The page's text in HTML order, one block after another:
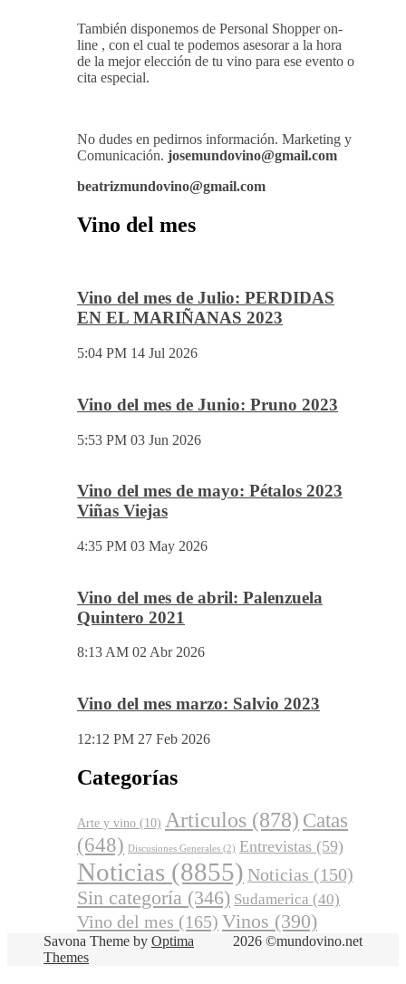
También disponemos de Personal Shopper on-
line , con el cual te podemos asesorar a la hora
de la mejor elección de tu vino para ese evento o
cita especial.
No dudes en pedirnos información. Marketing y
Comunicación. josemundovino@gmail.com
beatrizmundovino@gmail.com
Vino del mes
Vino del mes de Julio: PERDIDAS
EN EL MARIÑANAS 2023
5:04 PM 14 Jul 2026
Vino del mes de Junio: Pruno 2023
5:53 PM 03 Jun 2026
Vino del mes de mayo: Pétalos 2023
Viñas Viejas
4:35 PM 03 May 2026
Vino del mes de abril: Palenzuela
Quintero 2021
8:13 AM 02 Abr 2026
Vino del mes marzo: Salvio 2023
12:12 PM 27 Feb 2026
Categorías
Arte y vino (10) Articulos (878) Catas
(648) Discusiones Generales (2) Entrevistas (59)
Noticias (8855) Noticias (150)
Sin categoría (346) Sudamerica (40)
Vino del mes (165) Vinos (390)
2026 ©mundovino.net
Savona Theme by Optima
Themes